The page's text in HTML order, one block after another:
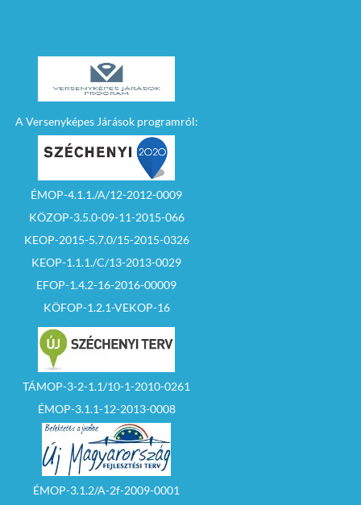
A Versenyképes Járások programról:
ÉMOP-4.1.1./A/12-2012-0009
KÖZOP-3.5.0-09-11-2015-066
KEOP-2015-5.7.0/15-2015-0326
KEOP-1.1.1./C/13-2013-0029
EFOP-1.4.2-16-2016-00009
KÖFOP-1.2.1-VEKOP-16
TÁMOP-3-2-1.1/10-1-2010-0261
ÉMOP-3.1.1-12-2013-0008
ÉMOP-3.1.2/A-2f-2009-0001